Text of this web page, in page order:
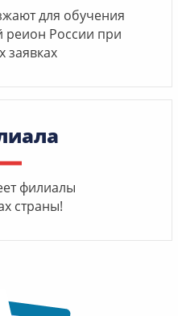
для обучения
реион России при
заявках
филиалы
страны!